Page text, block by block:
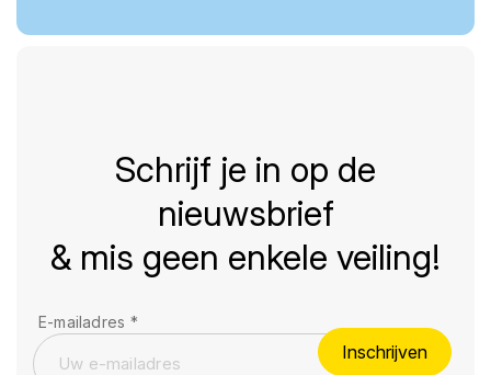
Schrijf je in op de
nieuwsbrief
& mis geen enkele veiling!
E-mailadres *
Inschrijven